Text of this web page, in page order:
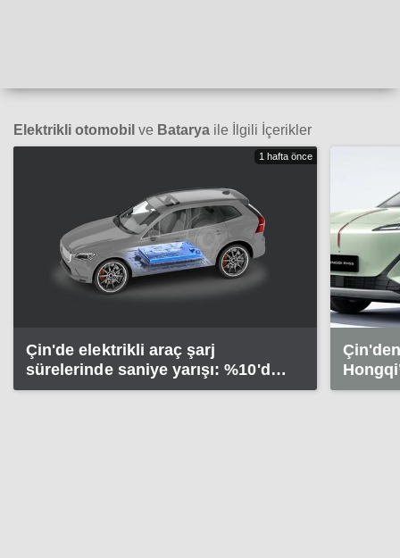
Elektrikli otomobil ve Batarya ile İlgili İçerikler
1 hafta önce
Çin'de elektrikli araç şarj
sürelerinde saniye yarışı: %10'dan
%80'e 224 saniye